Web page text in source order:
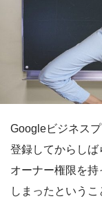
Googleビジネス
登録してからしば
オーナー権限を
しまったというこ